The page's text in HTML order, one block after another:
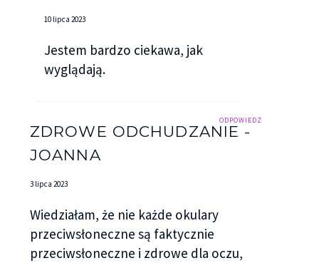
10 lipca 2023
Jestem bardzo ciekawa, jak
wyglądają.
ODPOWIEDZ
ZDROWE ODCHUDZANIE -
JOANNA
3 lipca 2023
Wiedziałam, że nie każde okulary
przeciwsłoneczne są faktycznie
przeciwsłoneczne i zdrowe dla oczu,